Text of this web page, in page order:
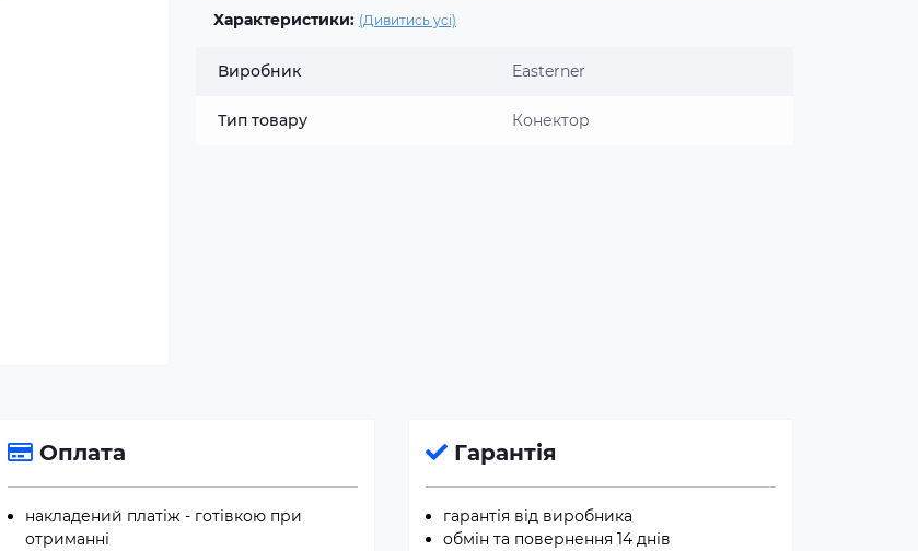
Характеристики: (Дивитись усі)
Виробник Easterner
Тип товару Конектор
Оплата
накладений платіж - готівкою при
отриманні
Гарантія
гарантія від виробника
обмін та повернення 14 днів